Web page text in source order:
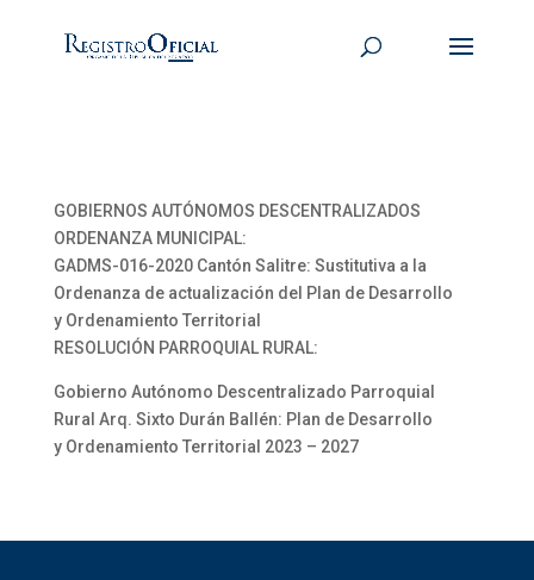
GOBIERNOS AUTÓNOMOS DESCENTRALIZADOS
ORDENANZA MUNICIPAL:
GADMS-016-2020 Cantón Salitre: Sustitutiva a la
Ordenanza de actualización del Plan de Desarrollo
y Ordenamiento Territorial
RESOLUCIÓN PARROQUIAL RURAL:
Gobierno Autónomo Descentralizado Parroquial
Rural Arq. Sixto Durán Ballén: Plan de Desarrollo
y Ordenamiento Territorial 2023 – 2027